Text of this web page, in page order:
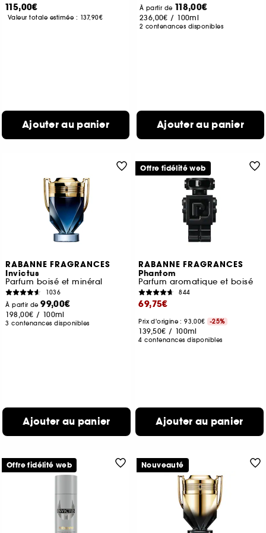
115,00€
Valeur totale estimée : 137,90€
Ajouter au panier
À partir de 118,00€
236,00€ / 100ml
2 contenances disponibles
Ajouter au panier
RABANNE FRAGRANCES
Invictus
Parfum boisé et minéral
1036
À partir de99,00€
198,00€ / 100ml
3 contenances disponibles
Ajouter au panier
RABANNE FRAGRANCES
Phantom
Parfum aromatique et boisé
844
69,75€
Prix d'origine : 93,00€ -25%
139,50€ / 100ml
4 contenances disponibles
Ajouter au panier
Offre fidélité web
Offre fidélité web Nouveauté